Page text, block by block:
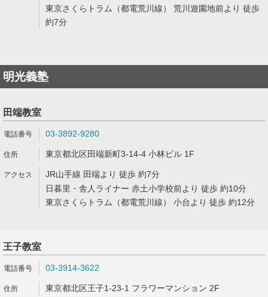
東京さくらトラム（都電荒川線） 荒川遊園地前より 徒歩
約7分
明光義塾
田端教室
03-3892-9280
東京都北区田端新町3-14-4 小林ビル 1F
JR山手線 田端より 徒歩 約7分
日暮里・舎人ライナー 赤土小学校前より 徒歩 約10分
東京さくらトラム（都電荒川線） 小台より 徒歩 約12分
王子教室
03-3914-3622
東京都北区王子1-23-1 フラワーマンション 2F